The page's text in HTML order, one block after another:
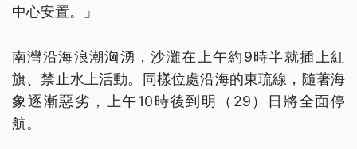
中心安置。」
南灣沿海浪潮洶湧，沙灘在上午約9時半就插上紅
旗、禁止水上活動。同樣位處沿海的東琉線，隨著海
象逐漸惡劣，上午10時後到明（29）日將全面停
航。